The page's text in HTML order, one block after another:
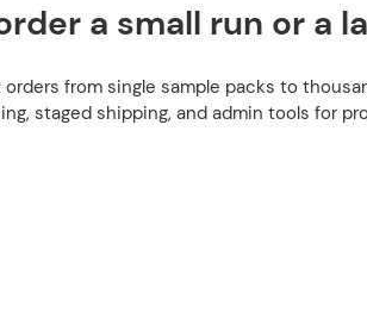
a small run or a
from single sample packs to
staged shipping, and admin tools for